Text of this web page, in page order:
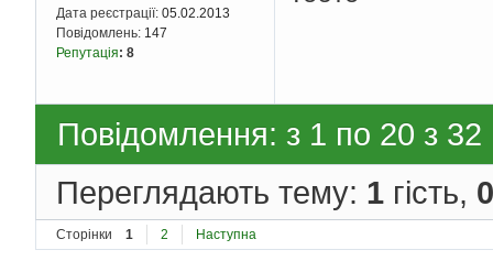
Дата реєстрації: 05.02.2013
Повідомлень: 147
Репутація: 8
Повідомлення: з 1 по 20 з 32
Переглядають тему: 1 гість, 0
Сторінки 1 2 Наступна